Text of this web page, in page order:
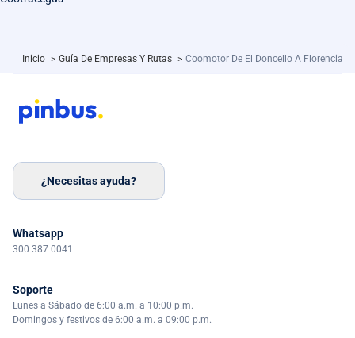
Inicio > Guía De Empresas Y Rutas > Coomotor De El Doncello A Florencia
¿Necesitas ayuda?
Whatsapp
300 387 0041
Soporte
Lunes a Sábado de 6:00 a.m. a 10:00 p.m.
Domingos y festivos de 6:00 a.m. a 09:00 p.m.